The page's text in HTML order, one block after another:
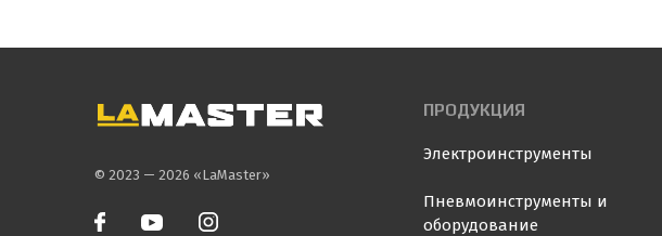
© 2023 — 2026 «LaMaster»
ПРОДУКЦИЯ
Электроинструменты
Пневмоинструменты и
оборудование